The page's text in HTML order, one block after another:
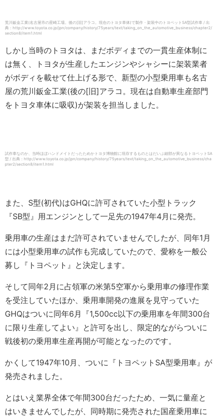
荒川鈑金工業(名古屋市の星崎工場。後の[旧]アラコ。現在のトヨタ車体)で製作・架装中のトヨペットSA型試作車 / 出
典：http://www.toyota.co.jp/jpn/company/history/75years/text/taking_on_the_automotive_business/chapter2/
section8/item1.html
しかし当時のトヨタは、まだボディまでの一貫生産体制に
は無く、トヨタが生産したエンジンやシャシーに架装業者
がボディを載せて仕上げる形で、新型の小型乗用車も名古
屋の荒川鈑金工業(後の[旧]アラコ。現在は自動車生産部門
をトヨタ車体に吸収)が架装を担当しました。
試作車なのか、当時ほぼハンドメイトだったためかトヨタ博物館に現存するものとはだいぶ細部が異なるトヨペットSA
型 / 出典：http://www.toyota.co.jp/jpn/company/history/75years/text/taking_on_the_automotive_business/cha
pter2/section8/item1.html
また、S型(初代)はGHQに許可されていた小型トラック
『SB型』用エンジンとして一足先の1947年4月に発売。
乗用車の生産はまだ許可されていませんでしたが、同年1月
には小型乗用車の試作も完成していたので、愛称を一般公
募し『トヨペット』と決定します。
そして同年2月に占領軍の米第5空軍から乗用車の修理作業
を受注していたほか、乗用車開発の進展を見守っていた
GHQはついに同年6月『1,500cc以下の乗用車を年間300台
に限り生産してよい』と許可を出し、限定的ながらついに
戦後初の乗用車生産再開が可能となったのです。
かくして1947年10月、ついに『トヨペットSA型乗用車』が
発売されました。
とはいえ業界全体で年間300台だったため、一気に量産と
はいきませんでしたが、同時期に発売された国産乗用車に